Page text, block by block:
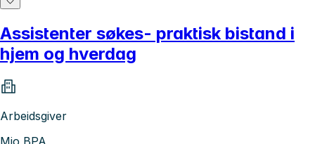
Assistenter søkes- praktisk bistand i
hjem og hverdag
Arbeidsgiver
Mio BPA